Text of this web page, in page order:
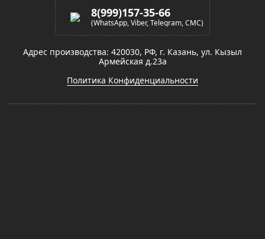
8(999)157-35-66
(WhatsApp, Viber, Telegram, СМС)
Адрес производства: 420030, РФ, г. Казань, ул. Кызыл
Армейская д.23а
Политика Конфиденциальности